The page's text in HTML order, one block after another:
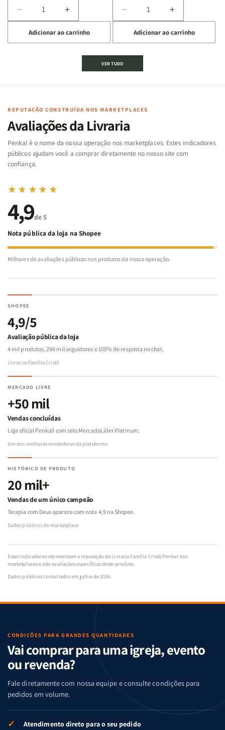
Diminuir
a
quantidade
de
Cartas
Famílias
Bíblia
-
Penkal
Aumentar
a
quantidade
de
Jogo
Cartas
Famílias
da
Bíblia
-
Penkal
Adicionar ao carrinho
Diminuir
a
quantidade
de
Jogo
|
de
Aumentar
a
quantidade
de
|
Adicionar ao carrinho
VER TUDO
REPUTAÇÃO CONSTRUÍDA NOS MARKETPLACES
Avaliações da Livraria
Penkal é o nome da nossa operação nos marketplaces. Estes indicadores
públicos ajudam você a comprar diretamente no nosso site com
confiança.
★★★★★
4,9de 5
Nota pública da loja na Shopee
Milhares de avaliações públicas nos produtos da nossa operação.
SHOPEE
4,9/5
Avaliação pública da loja
4 mil produtos, 298 mil seguidores e 100% de resposta no chat.
Livrarias Família Cristã
MERCADO LIVRE
+50 mil
Vendas concluídas
Loja oficial Penkall com selo MercadoLíder Platinum.
Um dos melhores vendedores da plataforma
HISTÓRICO DE PRODUTO
20 mil+
Vendas de um único campeão
Terapia com Deus aparece com nota 4,9 na Shopee.
Dados públicos do marketplace
Estes indicadores representam a reputação da Livraria Família Cristã/Penkal nos
marketplaces e não avaliações específicas deste produto.
Dados públicos consultados em julho de 2026.
CONDIÇÕES PARA GRANDES QUANTIDADES
Vai comprar para uma igreja, evento
ou revenda?
Fale diretamente com nossa equipe e consulte condições para
pedidos em volume.
✓ Atendimento direto para o seu pedido